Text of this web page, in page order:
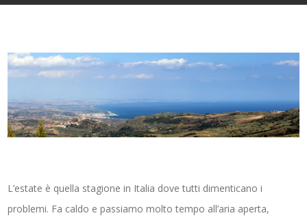
L’estate è quella stagione in Italia dove tutti dimenticano i
problemi. Fa caldo e passiamo molto tempo all’aria aperta,